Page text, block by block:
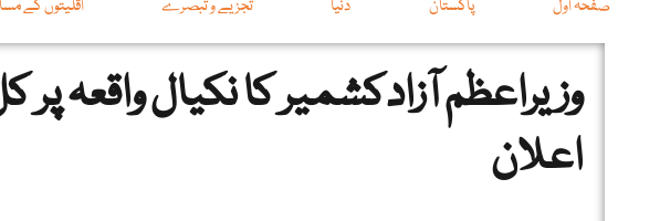
صفحہ اول پاکستان دنیا تجزیے و تبصرے اقلیتوں کے
وزیراعظم آزادکشمیر کا نکیال واقعہ پر
اعلان